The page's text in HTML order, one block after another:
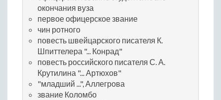
окончания вуза
первое офицерское звание
чин ротного
повесть швейцарского писателя К.
Шпиттелера "... Конрад"
повесть российского писателя С. А.
Крутилина "... Артюхов"
"младший ...", Аллегрова
звание Коломбо